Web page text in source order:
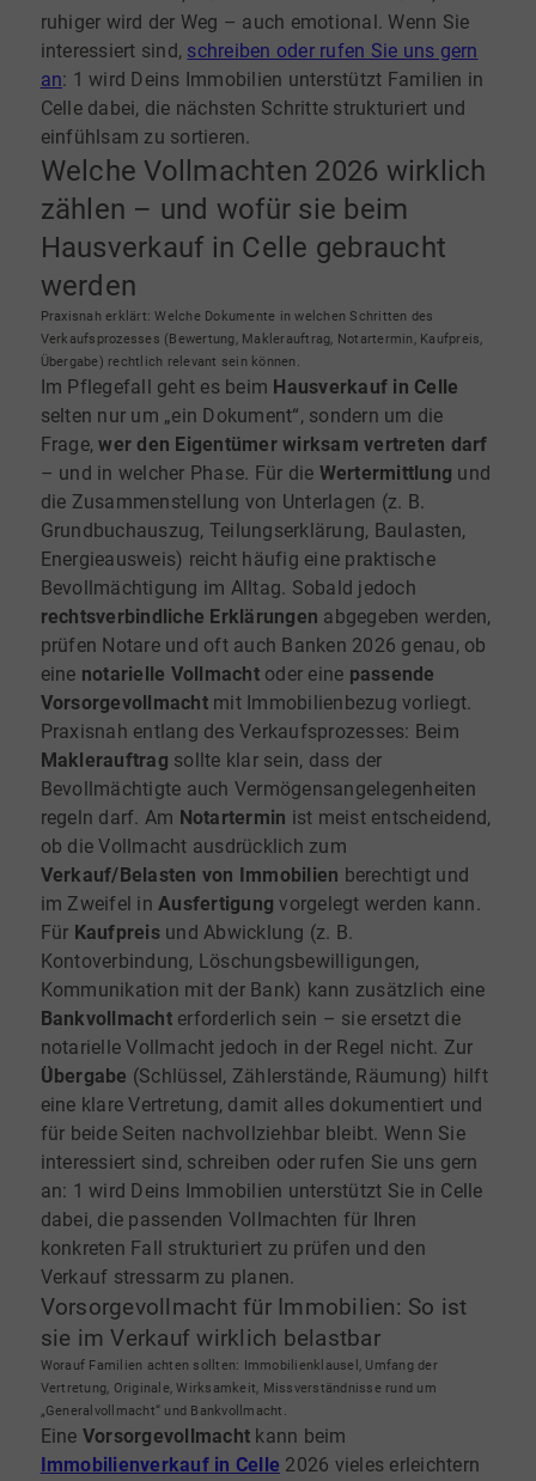
ruhiger wird der Weg – auch emotional. Wenn Sie
interessiert sind, schreiben oder rufen Sie uns gern
an: 1 wird Deins Immobilien unterstützt Familien in
Celle dabei, die nächsten Schritte strukturiert und
einfühlsam zu sortieren.
Welche Vollmachten 2026 wirklich
zählen – und wofür sie beim
Hausverkauf in Celle gebraucht
werden
Praxisnah erklärt: Welche Dokumente in welchen Schritten des
Verkaufsprozesses (Bewertung, Maklerauftrag, Notartermin, Kaufpreis,
Übergabe) rechtlich relevant sein können.
Im Pflegefall geht es beim Hausverkauf in Celle
selten nur um „ein Dokument“, sondern um die
Frage,wer den Eigentümer wirksam vertreten darf
– und in welcher Phase. Für die Wertermittlung und
die Zusammenstellung von Unterlagen (z. B.
Grundbuchauszug, Teilungserklärung, Baulasten,
Energieausweis) reicht häufig eine praktische
Bevollmächtigung im Alltag. Sobald jedoch
rechtsverbindliche Erklärungen abgegeben werden,
prüfen Notare und oft auch Banken 2026 genau, ob
eine notarielle Vollmachtoder eine passende
Vorsorgevollmachtmit Immobilienbezug vorliegt.
Praxisnah entlang des Verkaufsprozesses: Beim
Maklerauftrag sollte klar sein, dass der
Bevollmächtigte auch Vermögensangelegenheiten
regeln darf. Am Notartermin ist meist entscheidend,
ob die Vollmacht ausdrücklich zum
Verkauf/Belasten von Immobilien berechtigt und
im Zweifel inAusfertigung vorgelegt werden kann.
Für Kaufpreisund Abwicklung (z. B.
Kontoverbindung, Löschungsbewilligungen,
Kommunikation mit der Bank) kann zusätzlich eine
Bankvollmachterforderlich sein – sie ersetzt die
notarielle Vollmacht jedoch in der Regel nicht. Zur
Übergabe (Schlüssel, Zählerstände, Räumung) hilft
eine klare Vertretung, damit alles dokumentiert und
für beide Seiten nachvollziehbar bleibt. Wenn Sie
interessiert sind, schreiben oder rufen Sie uns gern
an: 1 wird Deins Immobilien unterstützt Sie in Celle
dabei, die passenden Vollmachten für Ihren
konkreten Fall strukturiert zu prüfen und den
Verkauf stressarm zu planen.
Vorsorgevollmacht für Immobilien: So ist
sie im Verkauf wirklich belastbar
Worauf Familien achten sollten: Immobilienklausel, Umfang der
Vertretung, Originale, Wirksamkeit, Missverständnisse rund um
„Generalvollmacht“ und Bankvollmacht.
Eine Vorsorgevollmacht kann beim
Immobilienverkauf in Celle 2026 vieles erleichtern